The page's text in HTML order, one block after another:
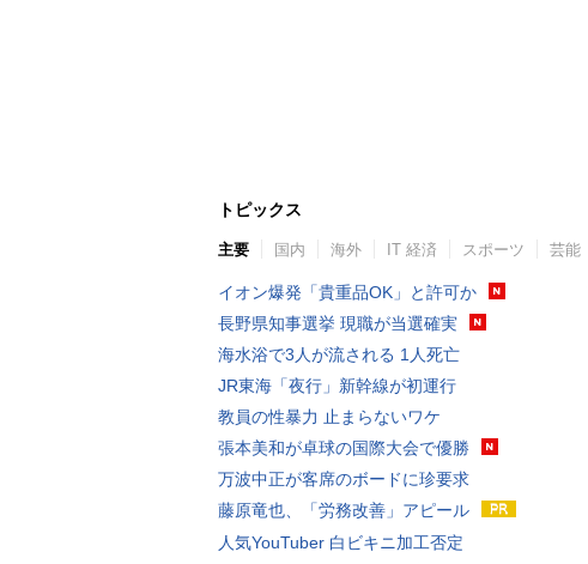
トピックス
主要 国内 海外 IT 経済 スポーツ 芸能
イオン爆発「貴重品OK」と許可か
長野県知事選挙 現職が当選確実
海水浴で3人が流される 1人死亡
JR東海「夜行」新幹線が初運行
教員の性暴力 止まらないワケ
張本美和が卓球の国際大会で優勝
万波中正が客席のボードに珍要求
藤原竜也、「労務改善」アピール
人気YouTuber 白ビキニ加工否定